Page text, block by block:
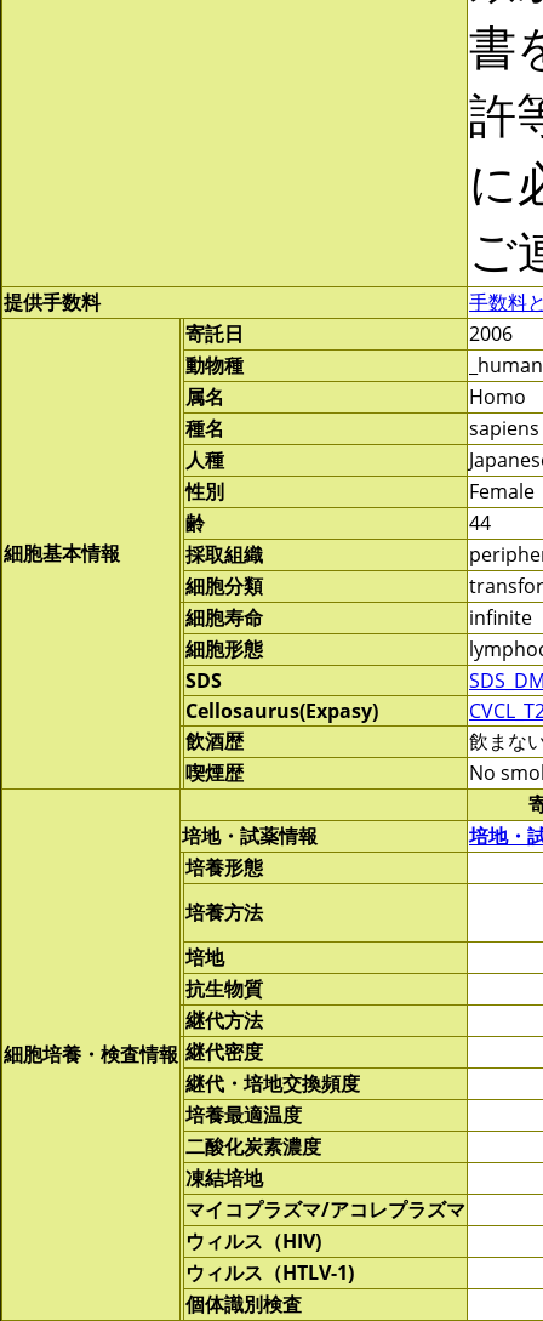
書
許
に
ご
提供手数料 手数料
細胞基本情報
寄託日
2006
動物種
属名
Homo
種名
sapiens
人種
性別
Female
齢
44
採取組織
細胞分類
細胞寿命
infinite
細胞形態
SDS
Cellosaurus(Expasy)
飲酒歴
飲まな
喫煙歴
No
細胞培養・検査情報
培地・試薬情報
培地・
培養形態
培養方法
培地
抗生物質
継代方法
継代密度
継代・培地交換頻度
培養最適温度
二酸化炭素濃度
凍結培地
マイコプラズマ/アコレプラズマ
ウィルス（HIV)
ウィルス（HTLV-1)
個体識別検査